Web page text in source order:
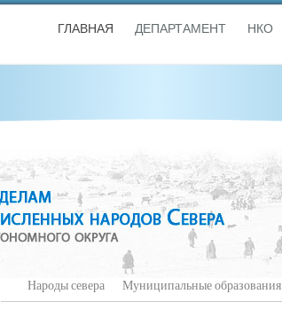
ГЛАВНАЯ ДЕПАРТАМЕНТ НКО
Народы севера Муниципальные образования